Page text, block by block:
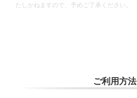
たしかねますので、予めご了承ください。
ご利用方法